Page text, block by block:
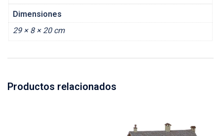
Dimensiones
29 × 8 × 20 cm
Productos relacionados